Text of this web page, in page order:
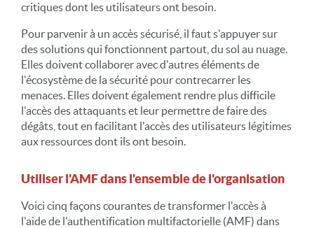
critiques dont les utilisateurs ont besoin.
Pour parvenir à un accès sécurisé, il faut s'appuyer sur
des solutions qui fonctionnent partout, du sol au nuage.
Elles doivent collaborer avec d'autres éléments de
l'écosystème de la sécurité pour contrecarrer les
menaces. Elles doivent également rendre plus difficile
l'accès des attaquants et leur permettre de faire des
dégâts, tout en facilitant l'accès des utilisateurs légitimes
aux ressources dont ils ont besoin.
Utiliser l'AMF dans l'ensemble de l'organisation
Voici cinq façons courantes de transformer l'accès à
l'aide de l'authentification multifactorielle (AMF) dans